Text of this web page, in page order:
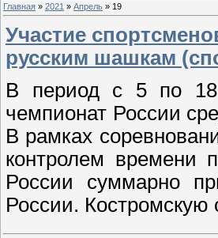
Главная » 2021 » Апрель » 19
Участие
русским шашкам
В период с 5 по 18
чемпионат России
В рамках
контролем времени
России суммарно
России. Костромскую